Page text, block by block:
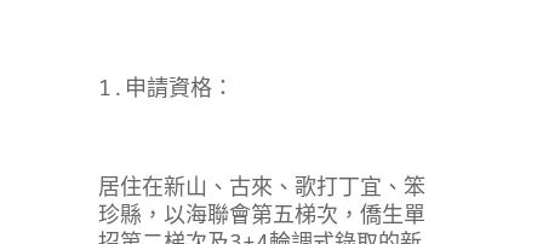
1.申請資格：
居住在新山、古來、歌打丁宜、笨
珍縣，以海聯會第五梯次，僑生單